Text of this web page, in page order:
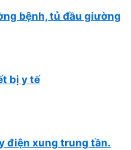
bệnh, tủ đầu giường
bị y tế
điện xung trung tần.